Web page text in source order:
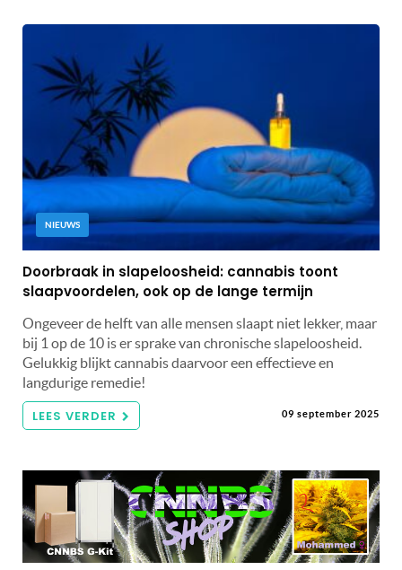
NIEUWS
Doorbraak in slapeloosheid: cannabis toont
slaapvoordelen, ook op de lange termijn
Ongeveer de helft van alle mensen slaapt niet lekker, maar
bij 1 op de 10 is er sprake van chronische slapeloosheid.
Gelukkig blijkt cannabis daarvoor een effectieve en
langdurige remedie!
LEES VERDER 09 september 2025